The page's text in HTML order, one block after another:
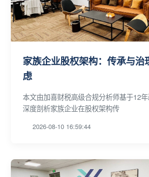
家族企业股权架构：传承与治
虑
本文由加喜财税高级合规分析师基于12年
深度剖析家族企业在股权架构传
2026-08-10 16:59:44